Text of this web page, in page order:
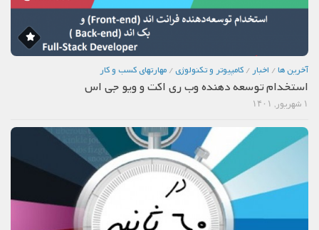
آخرین ها/ اخبار / كامپيوتر و تكنولوژي/ مهارتهاي كسب و كار
استخدام توسعه دهنده وب ری اکت و ویو جی اس
۱ شهریور, ۱۴۰۱